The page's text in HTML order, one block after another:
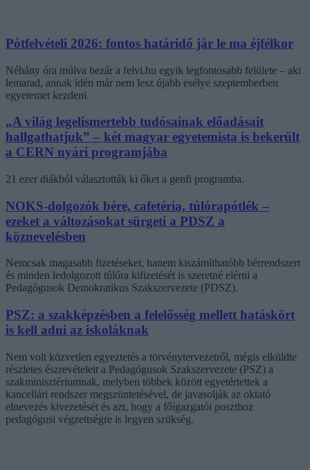
Pótfelvételi 2026: fontos határidő jár le ma éjfélkor
Néhány óra múlva bezár a felvi.hu egyik legfontosabb felülete – aki
lemarad, annak idén már nem lesz újabb esélye szeptemberben
egyetemet kezdeni.
„A világ legelismertebb tudósainak előadásait
hallgathatjuk” – két magyar egyetemista is bekerült
a CERN nyári programjába
21 ezer diákból választották ki őket a genfi programba.
NOKS-dolgozók bére, cafetéria, túlórapótlék –
ezeket a változásokat sürgeti a PDSZ a
köznevelésben
Nemcsak magasabb fizetéseket, hanem kiszámíthatóbb bérrendszert
és minden ledolgozott túlóra kifizetését is szeretné elérni a
Pedagógusok Demokratikus Szakszervezete (PDSZ).
PSZ: a szakképzésben a felelősség mellett hatáskört
is kell adni az iskoláknak
Nem volt közvetlen egyeztetés a törvénytervezetről, mégis elküldte
részletes észrevételeit a Pedagógusok Szakszervezete (PSZ) a
szakminisztériumnak, melyben többek között egyetértettek a
kancellári rendszer megszüntetésével, de javasolják az oktató
elnevezés kivezetését és azt, hogy a főigazgatói poszthoz
pedagógusi végzettségre is legyen szükség.